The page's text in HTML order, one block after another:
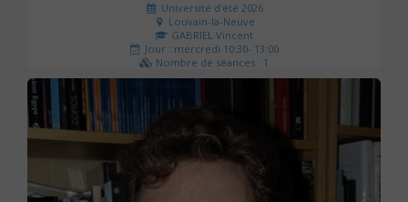
Université d'été 2026
Louvain-la-Neuve
GABRIEL Vincent
Jour : mercredi 10:30- 13:00
Nombre de séances : 1
21 €